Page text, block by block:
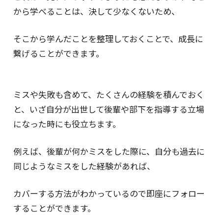
から学べることは、決して少なくないため、
そこから学んだことを整理しておくことで、成長に
繋げることができます。
ミスや失敗も含めて、たくさんの経験を積んでおく
と、いざ自分が出世して後輩や部下を指導する立場
になった時にも役立ちます。
例えば、後輩が何かミスをした際に、自分も過去に
同じようなミスをした経験があれば、
カバーする方法がわかっているので即座にフォロー
することができます。